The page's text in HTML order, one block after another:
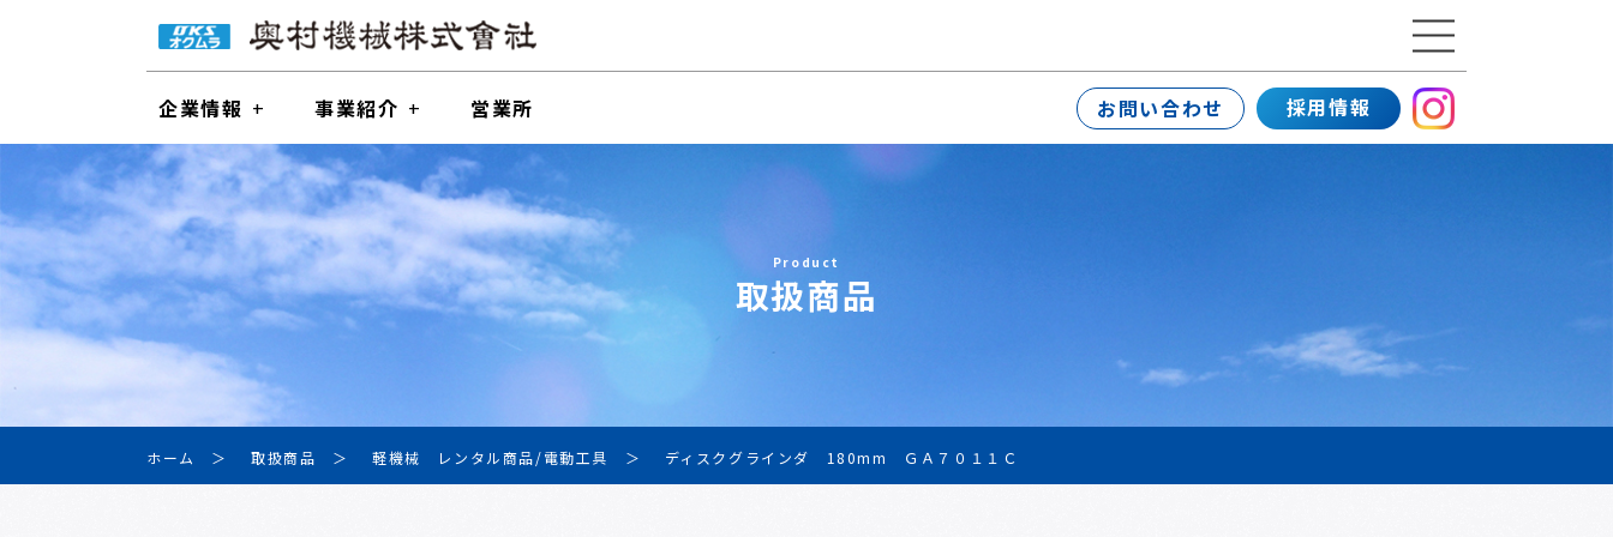
企業情報 事業紹介 営業所 お問い合わせ 採用情報
Product
取扱商品
ホーム 取扱商品 軽機械 レンタル商品/電動工具 ディスクグラインダ 180mm ＧＡ７０１１Ｃ